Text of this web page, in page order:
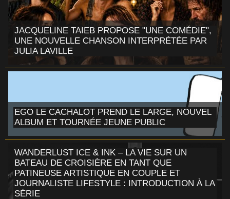
JACQUELINE TAIEB PROPOSE "UNE COMÉDIE",
UNE NOUVELLE CHANSON INTERPRÉTÉE PAR
JULIA LAVILLE
EGO LE CACHALOT PREND LE LARGE, NOUVEL
ALBUM ET TOURNÉE JEUNE PUBLIC
WANDERLUST ICE & INK – LA VIE SUR UN
BATEAU DE CROISIÈRE EN TANT QUE
PATINEUSE ARTISTIQUE EN COUPLE ET
JOURNALISTE LIFESTYLE : INTRODUCTION À LA
SÉRIE